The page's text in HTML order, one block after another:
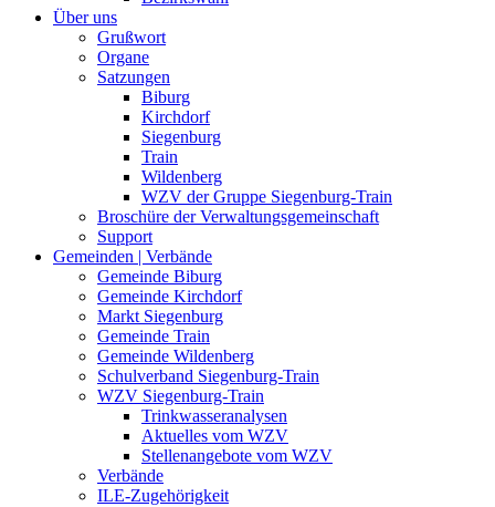
Über uns
Grußwort
Organe
Satzungen
Biburg
Kirchdorf
Siegenburg
Train
Wildenberg
WZV der Gruppe Siegenburg-Train
Broschüre der Verwaltungsgemeinschaft
Support
Gemeinden | Verbände
Gemeinde Biburg
Gemeinde Kirchdorf
Markt Siegenburg
Gemeinde Train
Gemeinde Wildenberg
Schulverband Siegenburg-Train
WZV Siegenburg-Train
Trinkwasseranalysen
Aktuelles vom WZV
Stellenangebote vom WZV
Verbände
ILE-Zugehörigkeit